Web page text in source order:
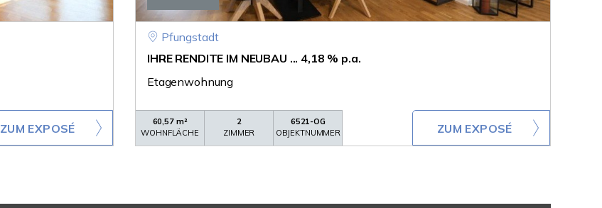
ZUM EXPOSÉ
Pfungstadt
IHRE RENDITE IM NEUBAU ... 4,18 % p.a.
Etagenwohnung
60,57 m²
WOHNFLÄCHE
2
ZIMMER
6521-OG
OBJEKTNUMMER
ZUM EXPOSÉ